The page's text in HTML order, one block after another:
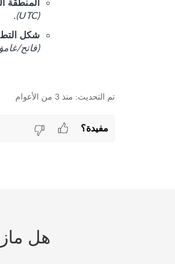
المنطقة
(UTC)
.
شكل
(فاتح/
منذ 3 من الأعوام
مفيدة؟
هل